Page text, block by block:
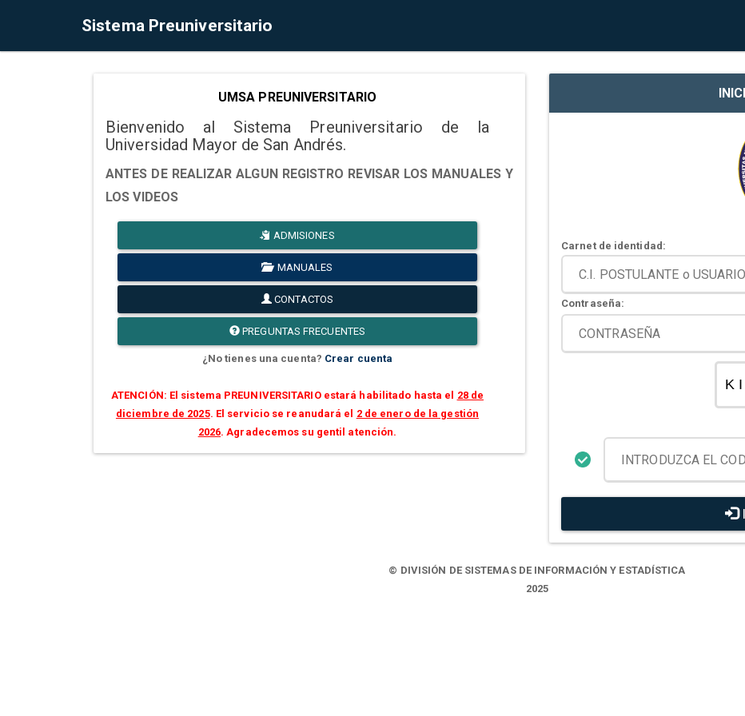
Sistema Preuniversitario
UMSA PREUNIVERSITARIO
Bienvenido al Sistema Preuniversitario de la
Universidad Mayor de San Andrés.
ANTES DE REALIZAR ALGUN REGISTRO REVISAR LOS MANUALES Y
LOS VIDEOS
ADMISIONES
MANUALES
CONTACTOS
PREGUNTAS FRECUENTES
¿No tienes una cuenta? Crear cuenta
ATENCIÓN: El sistema PREUNIVERSITARIO estará habilitado hasta el 28 de
diciembre de 2025. El servicio se reanudará el 2 de enero de la gestión
2026. Agradecemos su gentil atención.
Carnet de identidad:
Contraseña:
K
© DIVISIÓN DE SISTEMAS DE INFORMACIÓN Y ESTADÍSTICA
2025